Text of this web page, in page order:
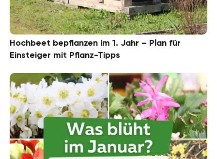
Hochbeet bepflanzen im 1. Jahr – Plan für
Einsteiger mit Pflanz-Tipps